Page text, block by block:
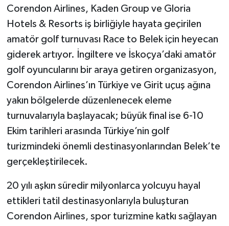
Corendon Airlines, Kaden Group ve Gloria
Hotels & Resorts iş birliğiyle hayata geçirilen
amatör golf turnuvası Race to Belek için heyecan
giderek artıyor. İngiltere ve İskoçya’daki amatör
golf oyuncularını bir araya getiren organizasyon,
Corendon Airlines’ın Türkiye ve Girit uçuş ağına
yakın bölgelerde düzenlenecek eleme
turnuvalarıyla başlayacak; büyük final ise 6-10
Ekim tarihleri arasında Türkiye’nin golf
turizmindeki önemli destinasyonlarından Belek’te
gerçekleştirilecek.
20 yılı aşkın süredir milyonlarca yolcuyu hayal
ettikleri tatil destinasyonlarıyla buluşturan
Corendon Airlines, spor turizmine katkı sağlayan